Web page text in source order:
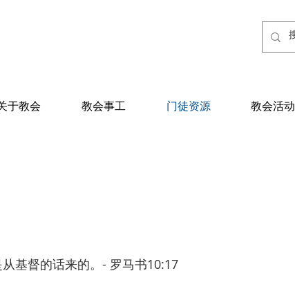
于教会 教会事工 门徒资源 教会活动
基督的话来的。‪- 罗马书‬10:17